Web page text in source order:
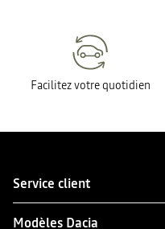
Facilitez votre quotidien
Service client
Modèles Dacia